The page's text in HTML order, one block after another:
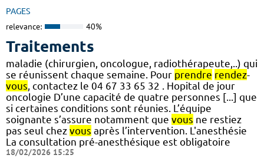
PAGES
relevance: 40%
Traitements
maladie (chirurgien, oncologue, radiothérapeute,..) qui
se réunissent chaque semaine. Pour prendre rendez-
vous, contactez le 04 67 33 65 32 . Hopital de jour
oncologie D’une capacité de quatre personnes [...] que
si certaines conditions sont réunies. L’équipe
soignante s’assure notamment que vous ne restiez
pas seul chez vous après l’intervention. L'anesthésie
La consultation pré-anesthésique est obligatoire
18/02/2026 15:25